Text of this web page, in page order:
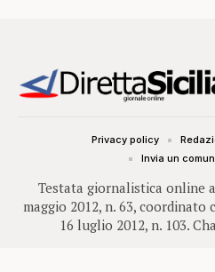
Testata giornalistica online
maggio 2012, n. 63,
16 luglio 2012, n. 103.
Privacy policy
Invia un